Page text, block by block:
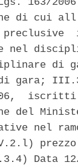
163/
di cui
nel
di
di gara;
del
nel
Data